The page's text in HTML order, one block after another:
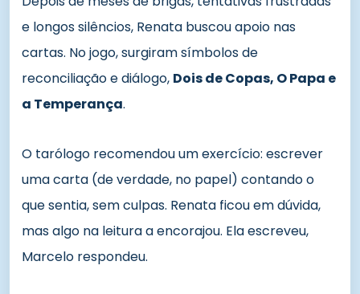
e longos silêncios, Renata buscou apoio nas
cartas. No jogo, surgiram símbolos de
reconciliação e diálogo, Dois de Copas, O Papa e
a Temperança.
O tarólogo recomendou um exercício: escrever
uma carta (de verdade, no papel) contando o
que sentia, sem culpas. Renata ficou em dúvida,
mas algo na leitura a encorajou. Ela escreveu,
Marcelo respondeu.